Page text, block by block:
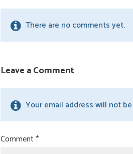
There are no comments yet.
Leave a Comment
Your email address will not
Comment*